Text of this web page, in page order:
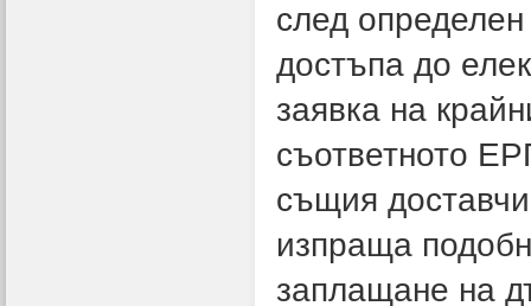
след
достъпа до
заявка на
съответното
същия
изпраща
заплащане на